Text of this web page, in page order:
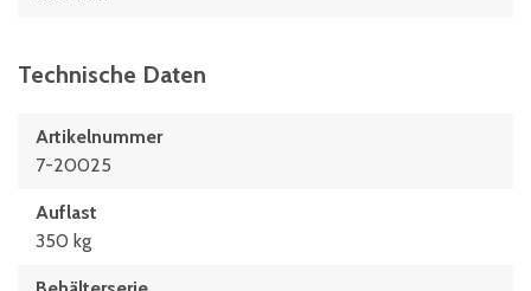
Technische Daten
Artikelnummer
7-20025
Auflast
350 kg